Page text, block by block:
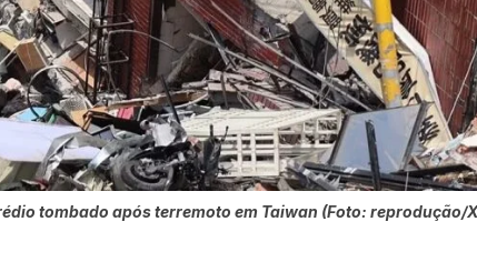
tombado após terremoto em Taiwan (Foto: reprodução/